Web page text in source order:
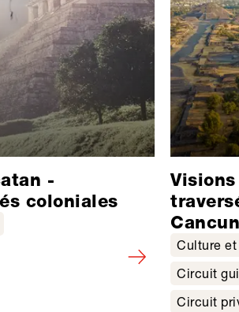
-
coloniales
Cancun
Culture
Circuit
Circuit